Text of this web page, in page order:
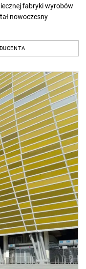
fabryki wyrobów
nowoczesny